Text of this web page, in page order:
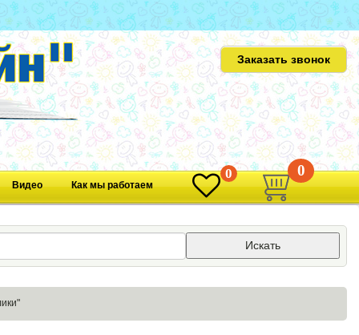
Заказать звонок
Видео Как мы работаем
0 0
Искать